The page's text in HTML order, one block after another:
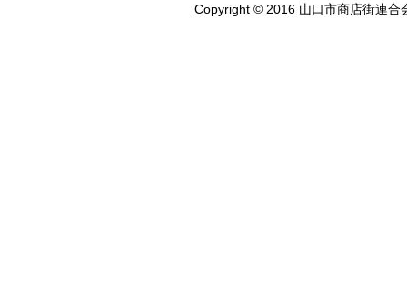
Copyright © 2016 山口市商店街連合